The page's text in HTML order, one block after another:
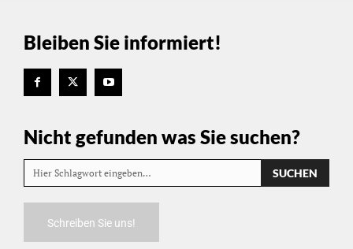
Bleiben Sie informiert!
Nicht gefunden was Sie suchen?
Hier Schlagwort eingeben… SUCHEN
Schreiben Sie uns!